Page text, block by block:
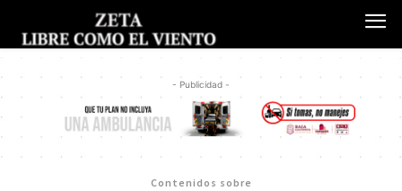
- Publicidad -
Contenidos sobre